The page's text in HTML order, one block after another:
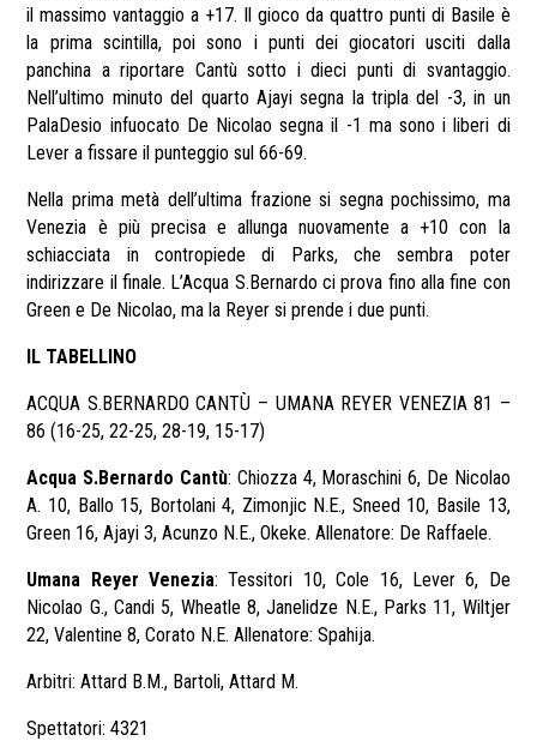
il massimo vantaggio a +17. Il gioco da quattro punti di Basile è
la prima scintilla, poi sono i punti dei giocatori usciti dalla
panchina a riportare Cantù sotto i dieci punti di svantaggio.
Nell’ultimo minuto del quarto Ajayi segna la tripla del -3, in un
PalaDesio infuocato De Nicolao segna il -1 ma sono i liberi di
Lever a fissare il punteggio sul 66-69.
Nella prima metà dell’ultima frazione si segna pochissimo, ma
Venezia è più precisa e allunga nuovamente a +10 con la
schiacciata in contropiede di Parks, che sembra poter
indirizzare il finale. L’Acqua S.Bernardo ci prova fino alla fine con
Green e De Nicolao, ma la Reyer si prende i due punti.
IL TABELLINO
ACQUA S.BERNARDO CANTÙ – UMANA REYER VENEZIA 81 –
86 (16-25, 22-25, 28-19, 15-17)
Acqua S.Bernardo Cantù: Chiozza 4, Moraschini 6, De Nicolao
A. 10, Ballo 15, Bortolani 4, Zimonjic N.E., Sneed 10, Basile 13,
Green 16, Ajayi 3, Acunzo N.E., Okeke. Allenatore: De Raffaele.
Umana Reyer Venezia: Tessitori 10, Cole 16, Lever 6, De
Nicolao G., Candi 5, Wheatle 8, Janelidze N.E., Parks 11, Wiltjer
22, Valentine 8, Corato N.E. Allenatore: Spahija.
Arbitri: Attard B.M., Bartoli, Attard M.
Spettatori: 4321